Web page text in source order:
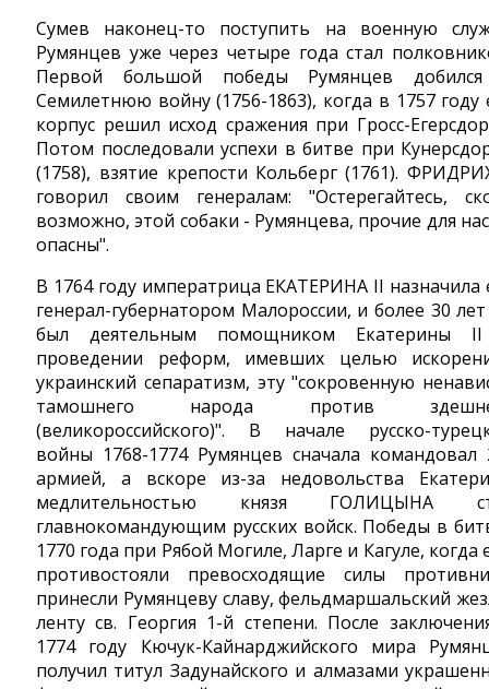
Сумев наконец-то поступить на военную
Румянцев уже через четыре года стал
Первой большой победы Румянцев
Семилетнюю войну (1756-1863), когда в 1757 году
корпус решил исход сражения при Гросс-
Потом последовали успехи в битве при
(1758), взятие крепости Кольберг (1761).
говорил своим генералам: "Остерегайтесь,
возможно, этой собаки - Румянцева, прочие для
опасны".
В 1764 году императрица ЕКАТЕРИНА II назначила
генерал-губернатором Малороссии, и более 30
был деятельным помощником Екатерины
проведении реформ, имевших целью
украинский сепаратизм, эту "сокровенную
тамошнего народа против
(великороссийского)". В начале русско-
войны 1768-1774 Румянцев сначала командовал
армией, а вскоре из-за недовольства
медлительностью князя ГОЛИЦЫНА
главнокомандующим русских войск. Победы в
1770 года при Рябой Могиле, Ларге и Кагуле, когда
противостояли превосходящие силы
принесли Румянцеву славу, фельдмаршальский
ленту св. Георгия 1-й степени. После
1774 году Кючук-Кайнарджийского мира
получил титул Задунайского и алмазами